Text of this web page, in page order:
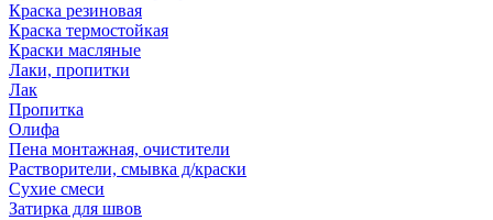
Краска резиновая
Краска термостойкая
Краски масляные
Лаки, пропитки
Лак
Пропитка
Олифа
Пена монтажная, очистители
Растворители, смывка д/краски
Сухие смеси
Затирка для швов